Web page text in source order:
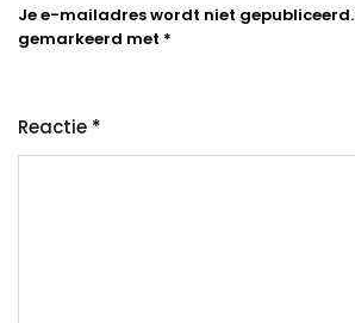
Je e-mailadres wordt niet gepubliceerd.
gemarkeerd met *
Reactie *